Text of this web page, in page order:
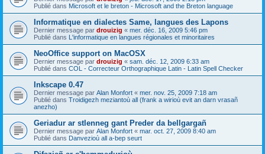
Publié dans Microsoft et le breton - Microsoft and the Breton language
Informatique en dialectes Same, langues des Lapons
Dernier message par drouizig « mer. déc. 16, 2009 5:46 pm
Publié dans L'informatique en langues régionales et minoritaires
NeoOffice support on MacOSX
Dernier message par drouizig « sam. déc. 12, 2009 6:33 am
Publié dans COL - Correcteur Orthographique Latin - Latin Spell Checker
Inkscape 0.47
Dernier message par Alan Monfort « mer. nov. 25, 2009 7:18 am
Publié dans Troidigezh meziantoù all (frank a wirioù evit an darn vrasañ
anezho)
Geriadur ar stlenneg gant Preder da bellgargañ
Dernier message par Alan Monfort « mar. oct. 27, 2009 8:40 am
Publié dans Danvezioù all a-bep seurt